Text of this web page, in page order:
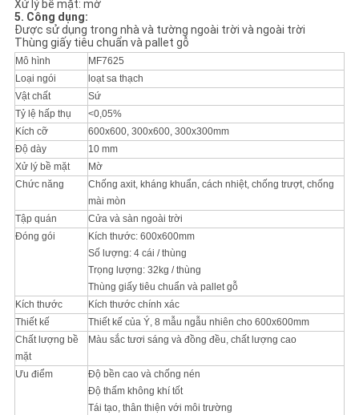
Xử lý bề mặt: mờ
5. Công dụng:
Được sử dụng trong nhà và tường ngoài trời và ngoài trời
Thùng giấy tiêu chuẩn và pallet gỗ
Mô hình
MF7625
Loại ngói
loạt sa thạch
Vật chất
Sứ
Tỷ lệ hấp thụ
<0,05%
Kích cỡ
600x600, 300x600, 300x300mm
Độ dày
10 mm
Xử lý bề mặt
Mờ
Chức năng
Chống axit, kháng khuẩn, cách nhiệt, chống trượt, chống
mài mòn
Tập quán
Cửa và sàn ngoài trời
Đóng gói
Kích thước: 600x600mm
Số lượng: 4 cái / thùng
Trọng lượng: 32kg / thùng
Thùng giấy tiêu chuẩn và pallet gỗ
Kích thước
Kích thước chính xác
Thiết kế
Thiết kế của Ý, 8 mẫu ngẫu nhiên cho 600x600mm
Chất lượng bề
mặt
Màu sắc tươi sáng và đồng đều, chất lượng cao
Ưu điểm
Độ bền cao và chống nén
Độ thấm không khí tốt
Tái tạo, thân thiện với môi trường